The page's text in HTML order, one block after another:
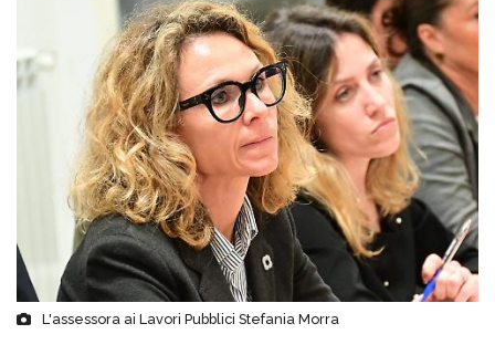
L'assessora ai Lavori Pubblici Stefania Morra